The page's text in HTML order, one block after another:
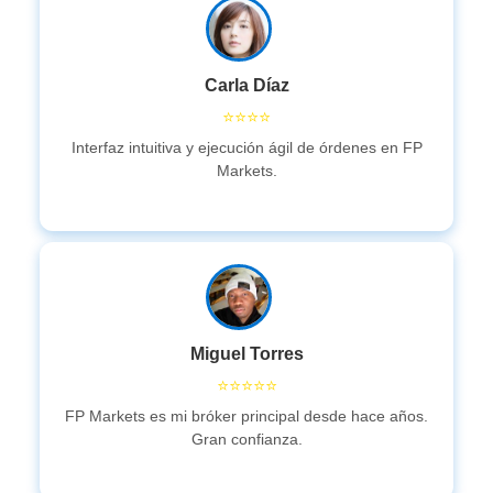
Carla Díaz
⭐⭐⭐⭐
Interfaz intuitiva y ejecución ágil de órdenes en FP
Markets.
Miguel Torres
⭐⭐⭐⭐⭐
FP Markets es mi bróker principal desde hace años.
Gran confianza.